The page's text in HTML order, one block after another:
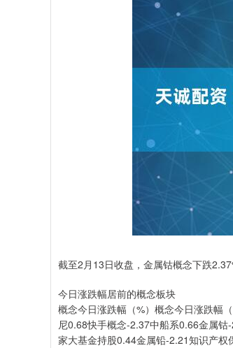
截至2月13日收盘，金属钴概念下跌
今日涨跌幅居前的概念板块
概念今日涨跌幅（%）概念今日涨跌幅
尼0.68快手概念-2.37中船系0.66金属
家大基金持股0.44金属铅-2.21知识产权